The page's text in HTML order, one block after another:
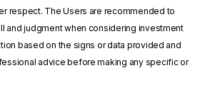
respect. The Users are recommended to
and judgment when considering investment
based on the signs or data provided and
advice before making any specific or